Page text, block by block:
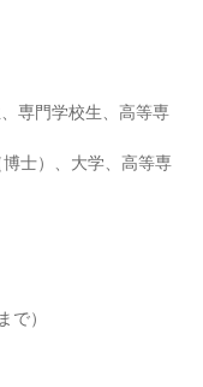
専門学校生、高等専
士）、大学、高等専
で）